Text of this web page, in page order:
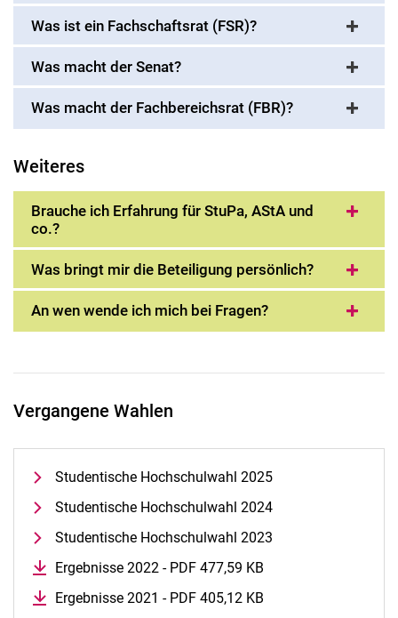
Was ist ein Fachschaftsrat (FSR)?
Was macht der Senat?
Was macht der Fachbereichsrat (FBR)?
Weiteres
Brauche ich Erfahrung für StuPa, AStA und
co.?
Was bringt mir die Beteiligung persönlich?
An wen wende ich mich bei Fragen?
Vergangene Wahlen
Studentische Hochschulwahl 2025
Studentische Hochschulwahl 2024
Studentische Hochschulwahl 2023
Ergebnisse 2022 - PDF 477,59 KB
Ergebnisse 2021 - PDF 405,12 KB